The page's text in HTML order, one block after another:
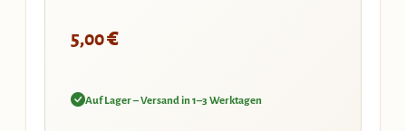
5,00€
Auf Lager – Versand in 1–3 Werktagen